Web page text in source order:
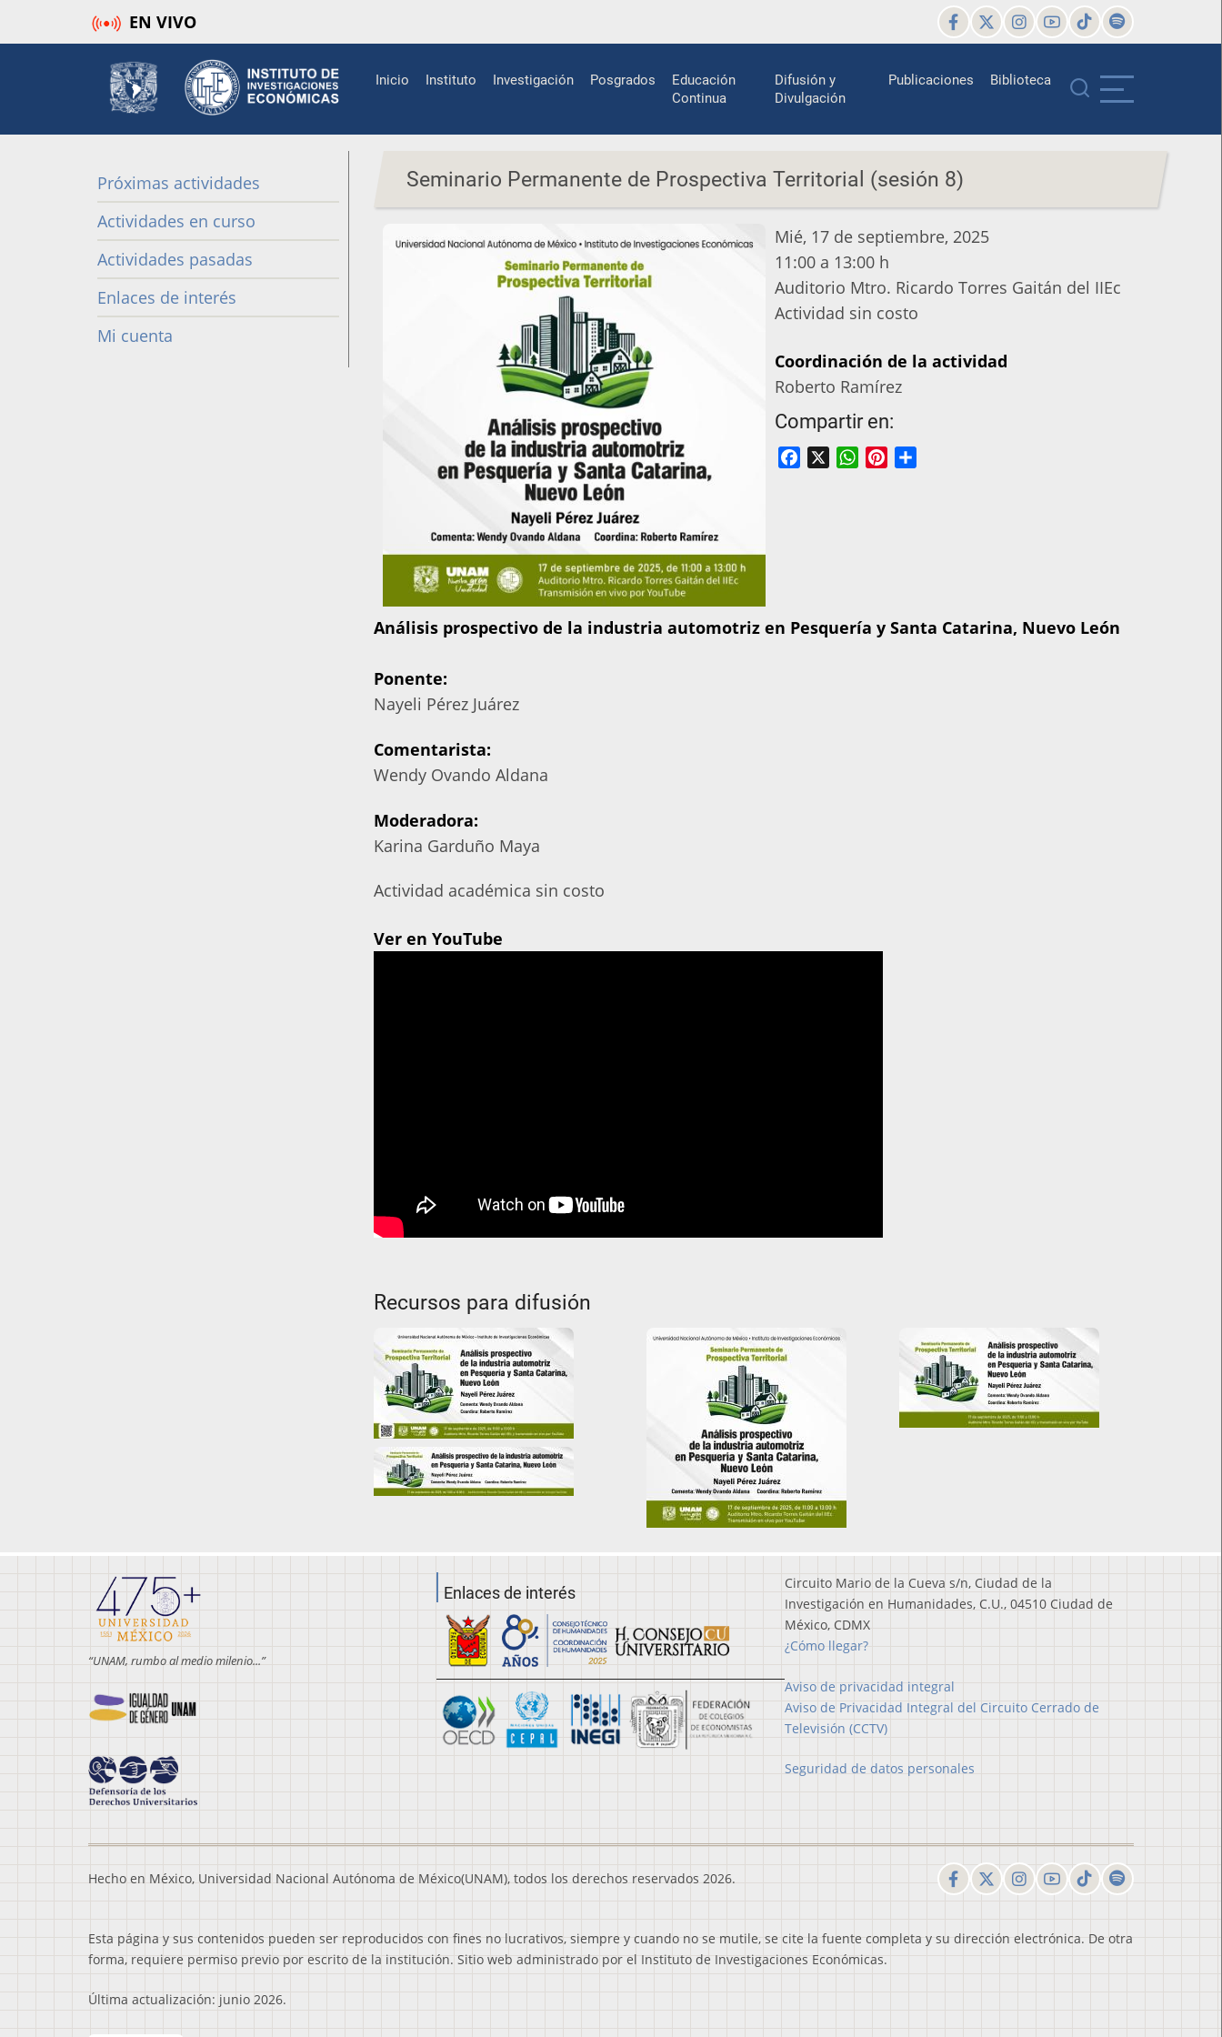
al
EN VIVO
navigation
Inicio Instituto Investigación Posgrados
Educación
Continua
Difusión y
Divulgación
Publicaciones Biblioteca
Seminario Permanente de Prospectiva Territorial (sesión 8)
Mié, 17 de septiembre, 2025
11:00 a 13:00 h
Lugar
Auditorio Mtro. Ricardo Torres Gaitán del IIEc
Actividad
costo
Actividad sin costo
Coordinación de la actividad
Roberto Ramírez
Compartir en:
Facebook WhatsAppPinterest
Análisis prospectivo de la industria automotriz en Pesquería y Santa Catarina, Nuevo León
Ponente:
Nayeli Pérez Juárez
Comentarista:
Wendy Ovando Aldana
Moderadora:
Karina Garduño Maya
Actividad académica sin costo
Ver en YouTube
Recursos para difusión
Imagen
carrusel
Imagen
redes
Difusión
Próximas actividades
Actividades en curso
Actividades pasadas
Enlaces de interés
Mi cuenta
“UNAM, rumbo al medio milenio...”
Enlaces de interés
Circuito Mario de la Cueva s/n, Ciudad de la
Investigación en Humanidades, C.U., 04510 Ciudad de
México, CDMX
¿Cómo llegar?
Aviso de privacidad integral
Aviso de Privacidad Integral del Circuito Cerrado de
Televisión (CCTV)
Seguridad de datos personales
Hecho en México, Universidad Nacional Autónoma de México(UNAM), todos los derechos reservados 2026.
Esta página y sus contenidos pueden ser reproducidos con fines no lucrativos, siempre y cuando no se mutile, se cite la fuente completa y su dirección electrónica. De otra
forma, requiere permiso previo por escrito de la institución. Sitio web administrado por el Instituto de Investigaciones Económicas.
Última actualización: junio 2026.